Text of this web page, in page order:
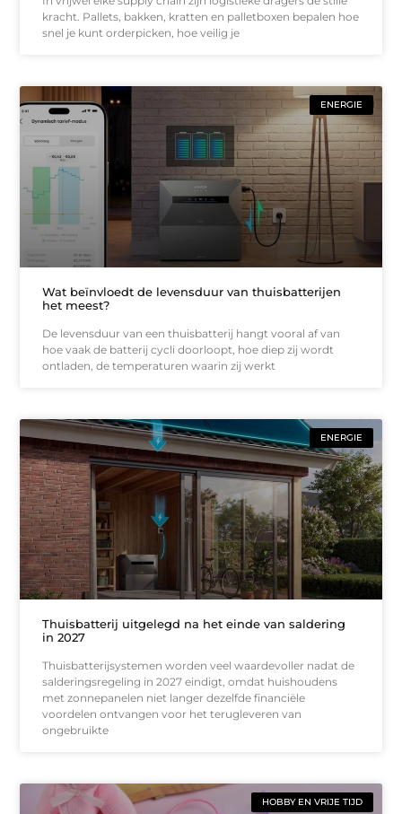
kracht. Pallets, bakken, kratten en palletboxen bepalen hoe
snel je kunt orderpicken, hoe veilig je
ENERGIE
Wat beïnvloedt de levensduur van thuisbatterijen
het meest?
De levensduur van een thuisbatterij hangt vooral af van
hoe vaak de batterij cycli doorloopt, hoe diep zij wordt
ontladen, de temperaturen waarin zij werkt
ENERGIE
Thuisbatterij uitgelegd na het einde van saldering
in 2027
Thuisbatterijsystemen worden veel waardevoller nadat de
salderingsregeling in 2027 eindigt, omdat huishoudens
met zonnepanelen niet langer dezelfde financiële
voordelen ontvangen voor het terugleveren van
ongebruikte
HOBBY EN VRIJE TIJD